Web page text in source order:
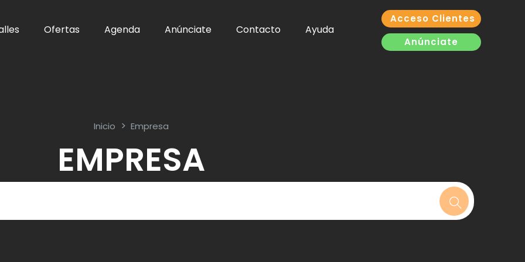
Ofertas Agenda Anúnciate Contacto Ayuda
Acceso Clientes
Anúnciate
Inicio Empresa
EMPRESA